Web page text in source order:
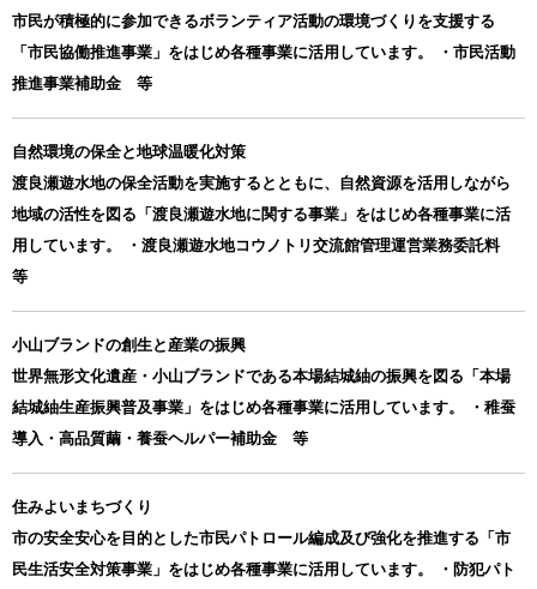
市民が積極的に参加できるボランティア活動の環境づくりを支援する
「市民協働推進事業」をはじめ各種事業に活用しています。 ・市民活動
推進事業補助金 等
自然環境の保全と地球温暖化対策
渡良瀬遊水地の保全活動を実施するとともに、自然資源を活用しながら
地域の活性を図る「渡良瀬遊水地に関する事業」をはじめ各種事業に活
用しています。 ・渡良瀬遊水地コウノトリ交流館管理運営業務委託料
等
小山ブランドの創生と産業の振興
世界無形文化遺産・小山ブランドである本場結城紬の振興を図る「本場
結城紬生産振興普及事業」をはじめ各種事業に活用しています。 ・稚蚕
導入・高品質繭・養蚕ヘルパー補助金 等
住みよいまちづくり
市の安全安心を目的とした市民パトロール編成及び強化を推進する「市
民生活安全対策事業」をはじめ各種事業に活用しています。 ・防犯パト